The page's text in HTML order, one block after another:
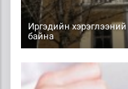
Иргэдийн
байна